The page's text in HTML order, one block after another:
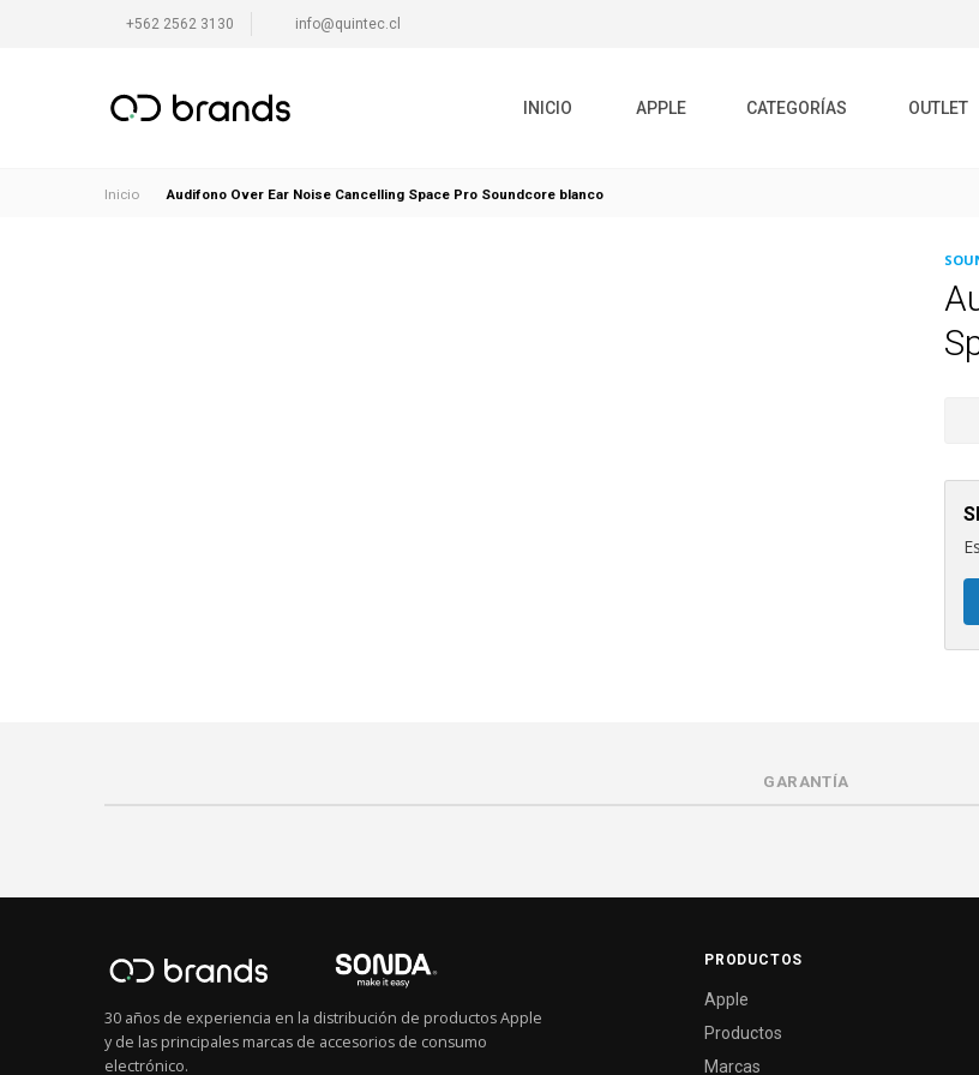
+562 2562 3130 info@quintec.cl
INICIO APPLE CATEGORÍAS OUTLET
Inicio Audifono Over Ear Noise Cancelling Space Pro Soundcore blanco
GARANTÍA
30 años de experiencia en la distribución de productos Apple
y de las principales marcas de accesorios de consumo
electrónico.
PRODUCTOS
Apple
Productos
Marcas